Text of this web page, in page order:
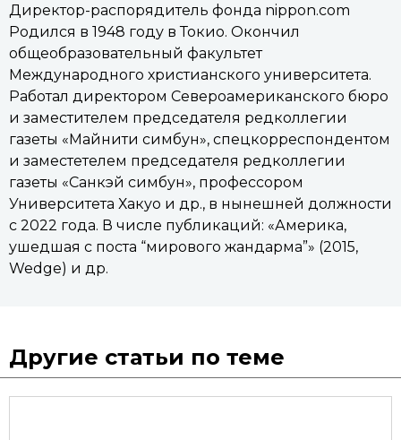
Директор-распорядитель фонда nippon.com
Родился в 1948 году в Токио. Окончил
общеобразовательный факультет
Международного христианского университета.
Работал директором Североамериканского бюро
и заместителем председателя редколлегии
газеты «Майнити симбун», спецкорреспондентом
и заместетелем председателя редколлегии
газеты «Санкэй симбун», профессором
Университета Хакуо и др., в нынешней должности
с 2022 года. В числе публикаций: «Америка,
ушедшая с поста “мирового жандарма”» (2015,
Wedge) и др.
Другие статьи по теме